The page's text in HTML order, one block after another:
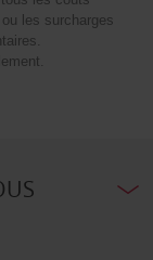
les surcharges